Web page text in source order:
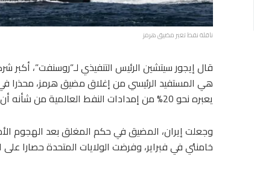
ناقلة نفط تعبر مضيق هرمز
قال إيجور سيتشين الرئيس التنفيذي لـ”روسنفت”،
هي المستفيد الرئيسي من إغلاق مضيق هرمز، محذرا
يعبره نحو 20% من إمدادات النفط العالمية من شأنه أن يقوض الطلب في الأجل الطويل على النفط.
وجعلت إيران، المضيق في حكم المغلق بعد الهجوم
خامنئي في فبراير، وفرضت الولايات المتحدة حصارا على